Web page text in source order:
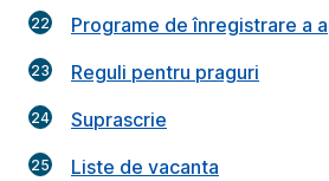
Programe de înregistrare a
Reguli pentru praguri
Suprascrie
Liste de vacanta